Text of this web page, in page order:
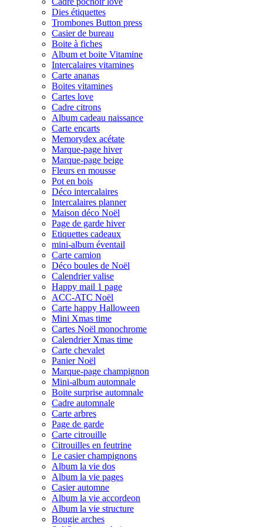
Dies étiquettes
Trombones Button press
Casier de bureau
Boite à fiches
Album et boite Vitamine
Intercalaires vitamines
Carte ananas
Boites vitamines
Cartes love
Cadre citrons
Album cadeau naissance
Carte encarts
Memorydex acétate
Marque-page hiver
Marque-page beige
Fleurs en mousse
Pot en bois
Déco intercalaires
Intercalaires planner
Maison déco Noël
Page de garde hiver
Etiquettes cadeaux
mini-album éventail
Carte camion
Déco boules de Noël
Calendrier valise
Happy mail 1 page
ACC-ATC Noël
Carte happy Halloween
Mini Xmas time
Cartes Noël monochrome
Calendrier Xmas time
Carte chevalet
Panier Noël
Marque-page champignon
Mini-album automnale
Boite surprise automnale
Cadre automnale
Carte arbres
Page de garde
Carte citrouille
Citrouilles en feutrine
Le casier champignons
Album la vie dos
Album la vie pages
Casier automne
Album la vie accordeon
Album la vie structure
Bougie arches